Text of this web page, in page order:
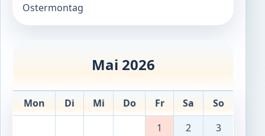
Ostermontag
Mai 2026
Mon Di Mi Do Fr Sa
So
1
2
3